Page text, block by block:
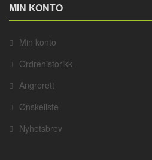
MIN KONTO
Min konto
Ordrehistorikk
Angrerett
Ønskeliste
Nyhetsbrev